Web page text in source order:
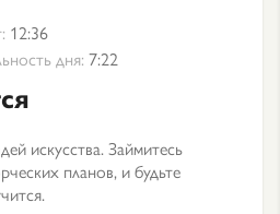
12:36
дня: 7:22
искусства. Займитесь
планов, и будьте